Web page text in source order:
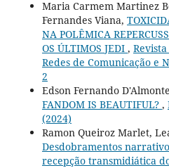
Maria Carmem Martinez
Fernandes Viana,
NA POLÊMICA
OS ÚLTIMOS JEDI ,
Redes de Comunicação e
2
Edson Fernando
FANDOM IS BEAUTIFUL? ,
(2024)
Ramon Queiroz Marlet,
Desdobramentos
recepção transmidiática